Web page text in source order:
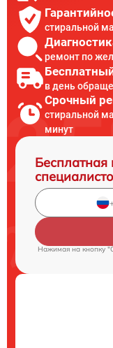
стиральной
ремонт по
в день
Срочный
стиральной
минут
Бесплатная
Нажимая на кнопку